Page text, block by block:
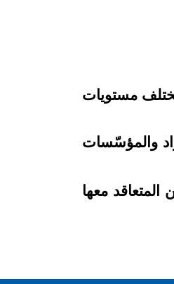
مستويات
والمؤسّسات
معها